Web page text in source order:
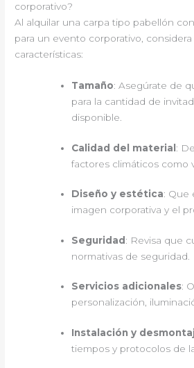
corporativo?
Al alquilar una carpa tipo pabellón
para un evento corporativo,
características:
Tamaño: Asegúrate de
para la cantidad de
disponible.
Calidad del material :
factores climáticos como
Diseño y estética: Que
imagen corporativa y el
Seguridad : Revisa que
normativas de seguridad.
Servicios adicionales:
personalización,
Instalación y
tiempos y protocolos de